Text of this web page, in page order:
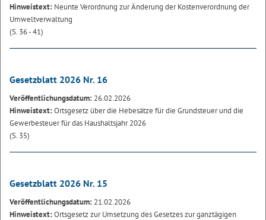
Hinweistext: Neunte Verordnung zur Änderung der Kostenverordnung der
Umweltverwaltung
(S. 36 - 41)
Gesetzblatt 2026 Nr. 16
Veröffentlichungsdatum: 26.02.2026
Hinweistext:Ortsgesetz über die Hebesätze für die Grundsteuer und die
Gewerbesteuer für das Haushaltsjahr 2026
(S. 35)
Gesetzblatt 2026 Nr. 15
Veröffentlichungsdatum: 21.02.2026
Hinweistext:Ortsgesetz zur Umsetzung des Gesetzes zur ganztägigen